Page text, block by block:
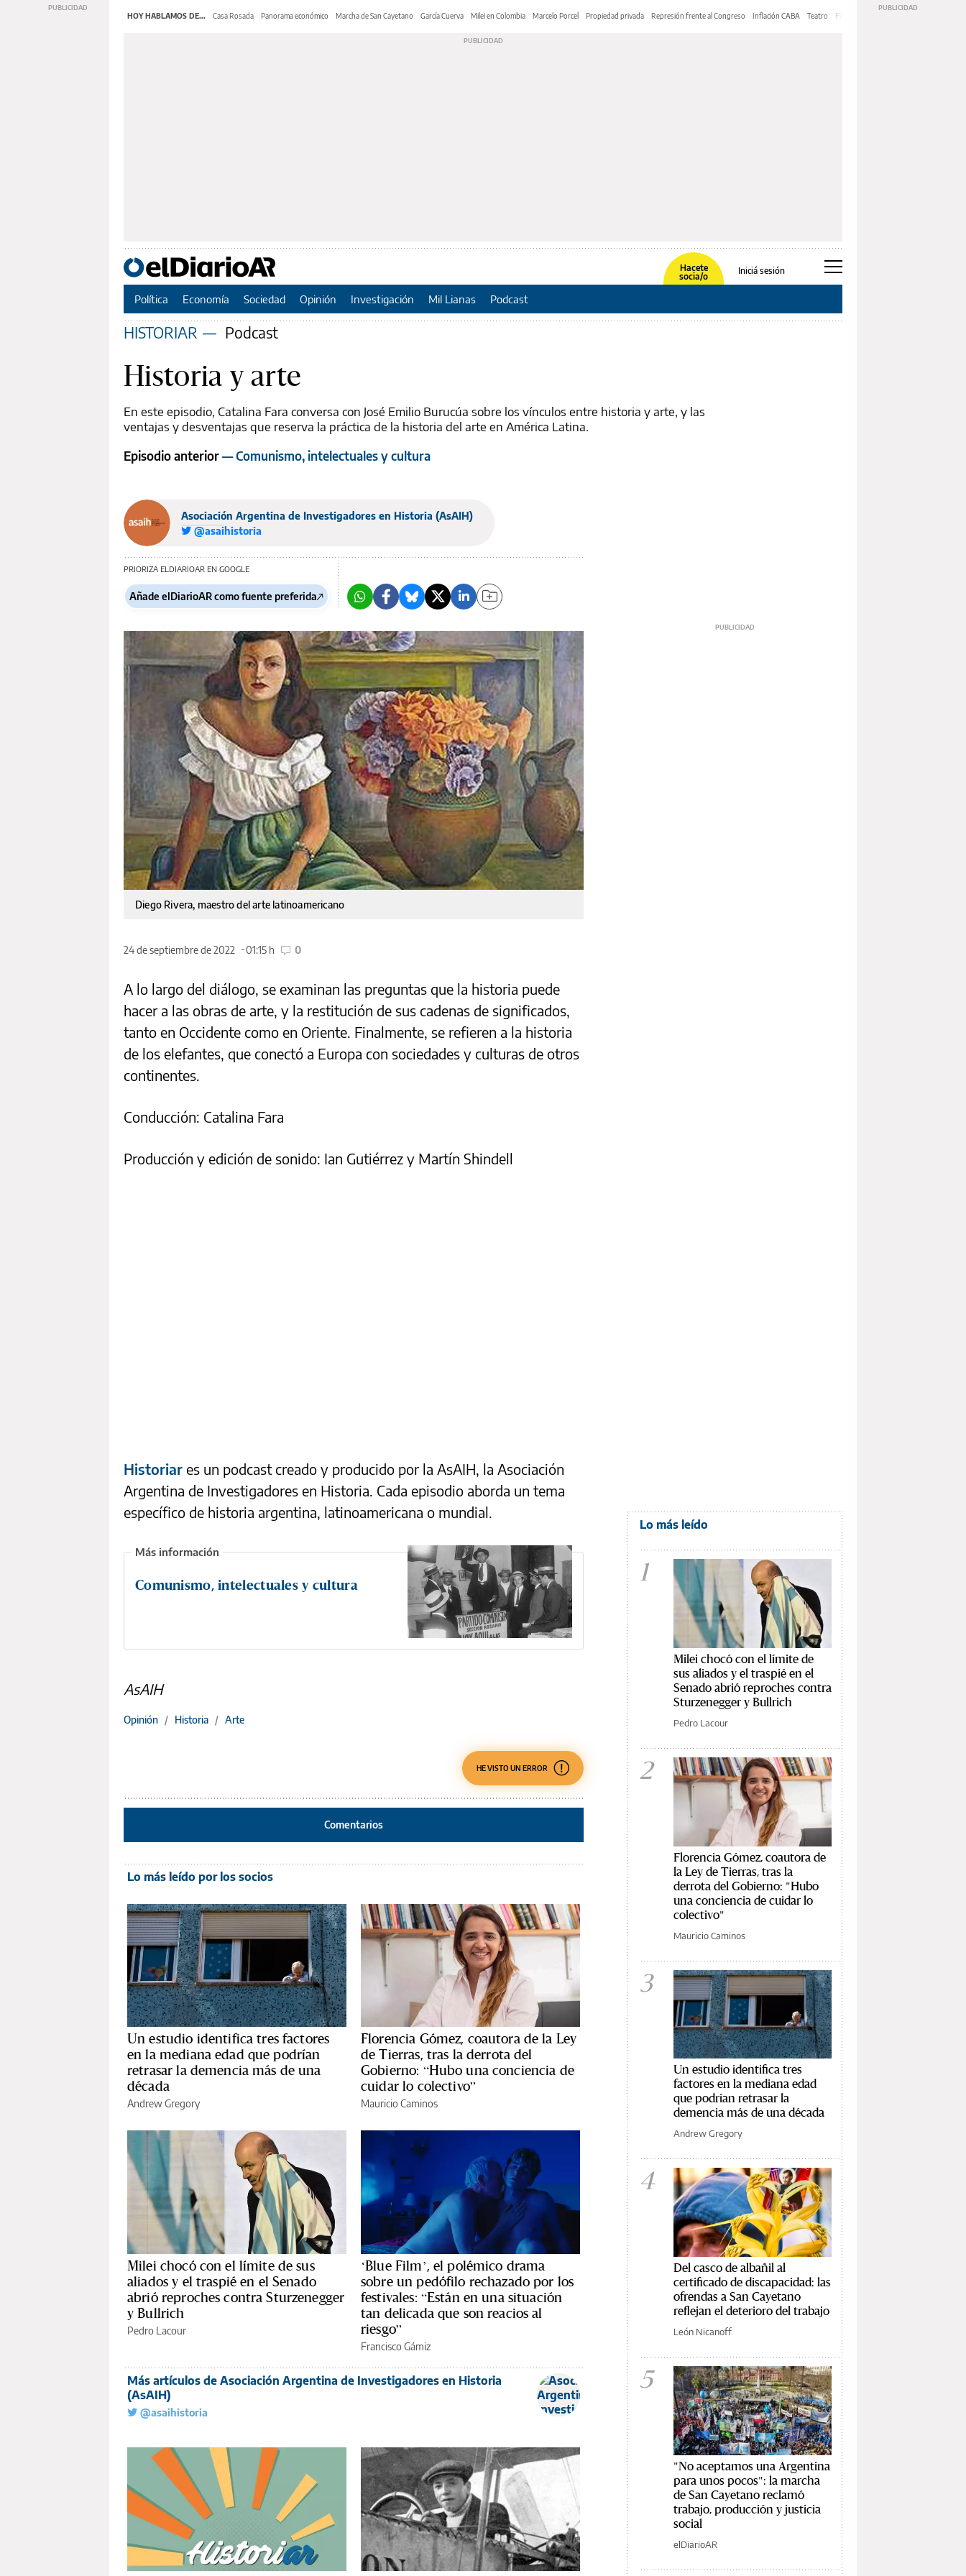
HOY HABLAMOS DE... Casa Rosada Panorama económico Marcha de San Cayetano García Cuerva Milei en Colombia Marcelo Porcel Propiedad privada Represión frente al Congreso Inflación CABA Teatro Feria de Editores
Hacete
socia/o
Iniciá sesión
Política Economía Sociedad Opinión Investigación Mil Lianas Podcast
HISTORIAR — Podcast
Historia y arte
En este episodio, Catalina Fara conversa con José Emilio Burucúa sobre los vínculos entre historia y arte, y las
ventajas y desventajas que reserva la práctica de la historia del arte en América Latina.
Episodio anterior— Comunismo, intelectuales y cultura
Asociación Argentina de Investigadores en Historia (AsAIH)
@asaihistoria
PRIORIZA ELDIARIOAR EN GOOGLE
Añade elDiarioAR como fuente preferida
Diego Rivera, maestro del arte latinoamericano
24 de septiembre de 2022 01:15 h 0
A lo largo del diálogo, se examinan las preguntas que la historia puede
hacer a las obras de arte, y la restitución de sus cadenas de significados,
tanto en Occidente como en Oriente. Finalmente, se refieren a la historia
de los elefantes, que conectó a Europa con sociedades y culturas de otros
continentes.
Conducción: Catalina Fara
Producción y edición de sonido: Ian Gutiérrez y Martín Shindell
Historiar es un podcast creado y producido por la AsAIH, la Asociación
Argentina de Investigadores en Historia. Cada episodio aborda un tema
específico de historia argentina, latinoamericana o mundial.
Comunismo, intelectuales y cultura
AsAIH
Opinión / Historia / Arte
HE VISTO UN ERROR
Comentarios
Lo más leído por los socios
Un estudio identifica tres factores
en la mediana edad que podrían
retrasar la demencia más de una
década
Andrew Gregory
Florencia Gómez, coautora de la Ley
de Tierras, tras la derrota del
Gobierno: “Hubo una conciencia de
cuidar lo colectivo”
Mauricio Caminos
Milei chocó con el límite de sus
aliados y el traspié en el Senado
abrió reproches contra Sturzenegger
y Bullrich
Pedro Lacour
‘Blue Film’, el polémico drama
sobre un pedófilo rechazado por los
festivales: “Están en una situación
tan delicada que son reacios al
riesgo”
Francisco Gámiz
Más artículos de Asociación Argentina de Investigadores en Historia
(AsAIH)
@asaihistoria
Lo más leído
1
Milei chocó con el límite de
sus aliados y el traspié en el
Senado abrió reproches contra
Sturzenegger y Bullrich
Pedro Lacour
2
Florencia Gómez, coautora de
la Ley de Tierras, tras la
derrota del Gobierno: "Hubo
una conciencia de cuidar lo
colectivo"
Mauricio Caminos
3
Un estudio identifica tres
factores en la mediana edad
que podrían retrasar la
demencia más de una década
Andrew Gregory
4
Del casco de albañil al
certificado de discapacidad: las
ofrendas a San Cayetano
reflejan el deterioro del trabajo
León Nicanoff
5
"No aceptamos una Argentina
para unos pocos": la marcha
de San Cayetano reclamó
trabajo, producción y justicia
social
elDiarioAR